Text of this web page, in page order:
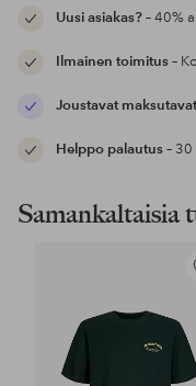
Uusi asiakas?– 40%
Ilmainen toimitus–
Joustavat maksutavat
Helppo palautus–
Samankaltaisia